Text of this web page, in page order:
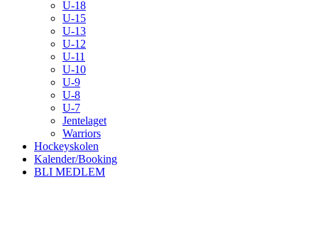
U-18
U-15
U-13
U-12
U-11
U-10
U-9
U-8
U-7
Jentelaget
Warriors
Hockeyskolen
Kalender/Booking
BLI MEDLEM